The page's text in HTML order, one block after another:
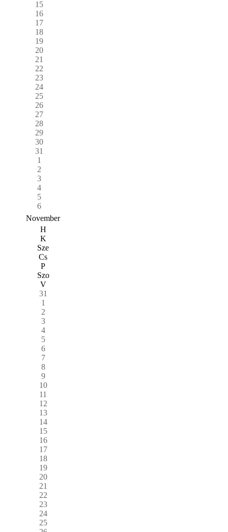
15
16
17
18
19
20
21
22
23
24
25
26
27
28
29
30
31
1
2
3
4
5
6
November
H
K
Sze
Cs
P
Szo
V
31
1
2
3
4
5
6
7
8
9
10
11
12
13
14
15
16
17
18
19
20
21
22
23
24
25